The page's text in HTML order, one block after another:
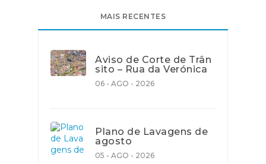
MAIS RECENTES
Aviso de Corte de Trân
sito – Rua da Verónica
06 - AGO - 2026
Plano de Lavagens de
agosto
05 - AGO - 2026